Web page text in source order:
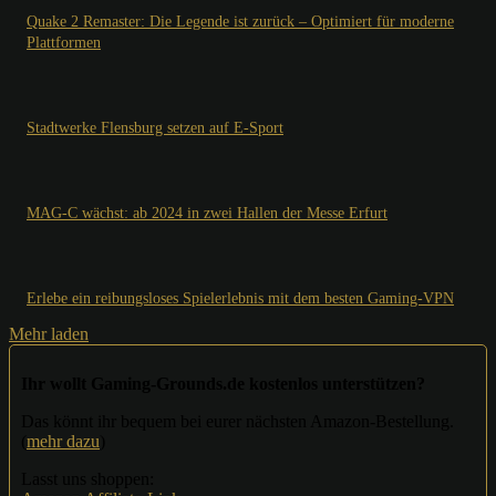
Quake 2 Remaster: Die Legende ist zurück – Optimiert für moderne
Plattformen
Stadtwerke Flensburg setzen auf E-Sport
MAG-C wächst: ab 2024 in zwei Hallen der Messe Erfurt
Erlebe ein reibungsloses Spielerlebnis mit dem besten Gaming-VPN
Mehr laden
mehr dazu